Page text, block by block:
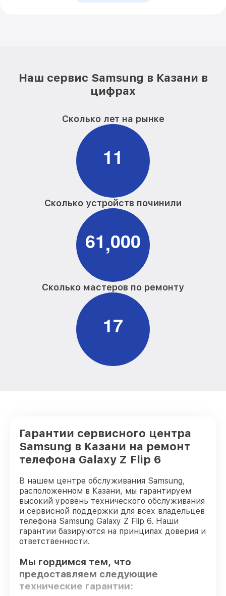
Наш сервис Samsung в Казани в
цифрах
Сколько лет на рынке
11
Сколько устройств починили
61,000
Сколько мастеров по ремонту
17
Гарантии сервисного центра
Samsung в Казани на ремонт
телефона Galaxy Z Flip 6
В нашем центре обслуживания Samsung,
расположенном в Казани, мы гарантируем
высокий уровень технического обслуживания
и сервисной поддержки для всех владельцев
телефона Samsung Galaxy Z Flip 6. Наши
гарантии базируются на принципах доверия и
ответственности.
Мы гордимся тем, что
предоставляем следующие
технические гарантии: